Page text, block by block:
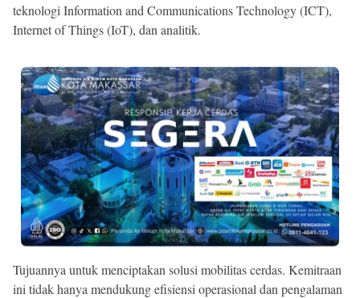
teknologi Information and Communications Technology (ICT),
Internet of Things (IoT), dan analitik.
Tujuannya untuk menciptakan solusi mobilitas cerdas. Kemitraan
ini tidak hanya mendukung efisiensi operasional dan pengalaman